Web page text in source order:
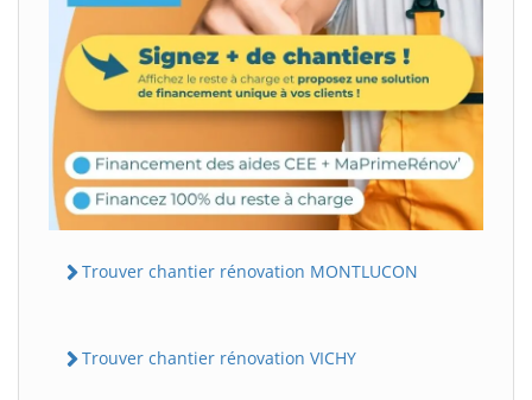
Trouver chantier rénovation MONTLUCON
Trouver chantier rénovation VICHY